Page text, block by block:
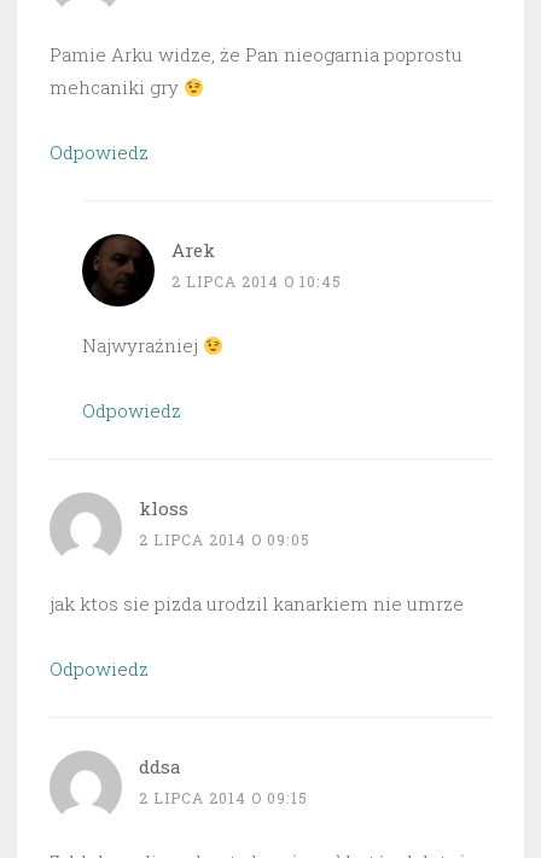
Pamie Arku widze, że Pan nieogarnia poprostu
mehcaniki gry
Odpowiedz
Arek
2 LIPCA 2014 O 10:45
Najwyraźniej
Odpowiedz
kloss
2 LIPCA 2014 O 09:05
jak ktos sie pizda urodzil kanarkiem nie umrze
Odpowiedz
ddsa
2 LIPCA 2014 O 09:15